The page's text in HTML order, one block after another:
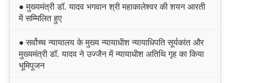
● मुख्यमंत्री डॉ. यादव भगवान श्री महाकालेश्‍वर की शयन आरती
में सम्मिलित हुए
● सर्वोच्च न्यायालय के मुख्‍य न्‍यायाधीश न्यायाधिपति सूर्यकांत और
मुख्यमंत्री डॉ. यादव ने उज्जैन में न्यायाधीश अतिथि गृह का किया
भूमिपूजन